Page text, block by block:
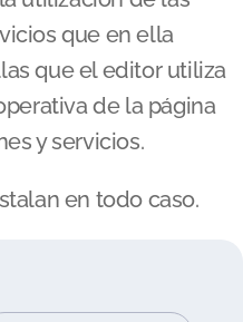
que en ella
que el editor utiliza
de la página
y servicios.
en todo caso.